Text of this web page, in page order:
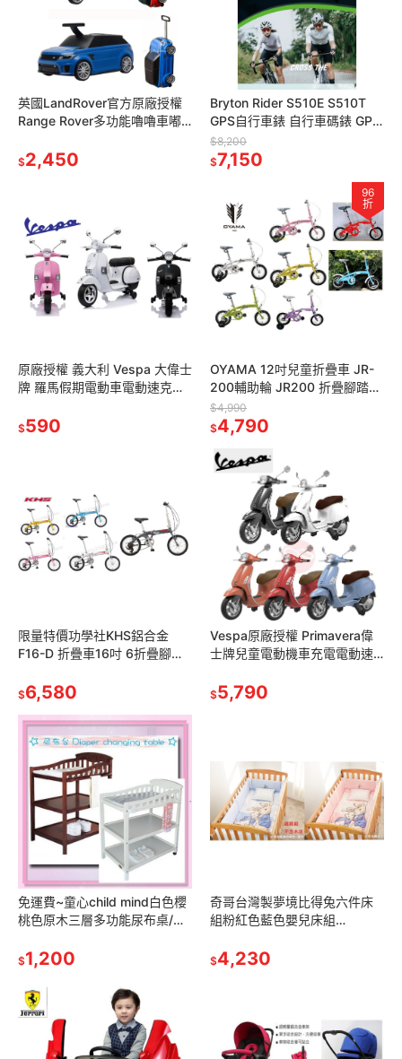
英國LandRover官方原廠授權
Range Rover多功能嚕嚕車嘟
車兒童行李箱 紅色藍色
$2,450
Bryton Rider S510E S510T
GPS自行車錶 自行車碼錶 GPS
碼錶
$8,200
$7,150
原廠授權 義大利 Vespa 大偉士
牌 羅馬假期電動車電動速克達
px150 充電器 電池電瓶
$590
96
折
OYAMA 12吋兒童折疊車 JR-
200輔助輪 JR200 折疊腳踏車
自行車腳踏車歐亞馬童車小折
小摺疊童車
$4,990
$4,790
限量特價功學社KHS鋁合金
F16-D 折疊車16吋 6折疊腳踏
白色黃色藍色童車F16 D
$6,580
Vespa原廠授權 Primavera偉
士牌兒童電動機車充電電動速
童超跑CT-728
$5,790
免運費~童心child mind白色櫻
桃色原木三層多功能尿布桌/尿
$1,200
奇哥台灣製夢境比得兔六件床
組粉紅色藍色嬰兒床組
Rabbit彼得兔PLC13800B
$4,230